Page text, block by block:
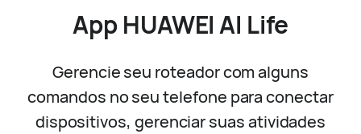
App HUAWEI AI Life
Gerencie seu roteador com alguns
comandos no seu telefone para conectar
dispositivos, gerenciar suas atividades